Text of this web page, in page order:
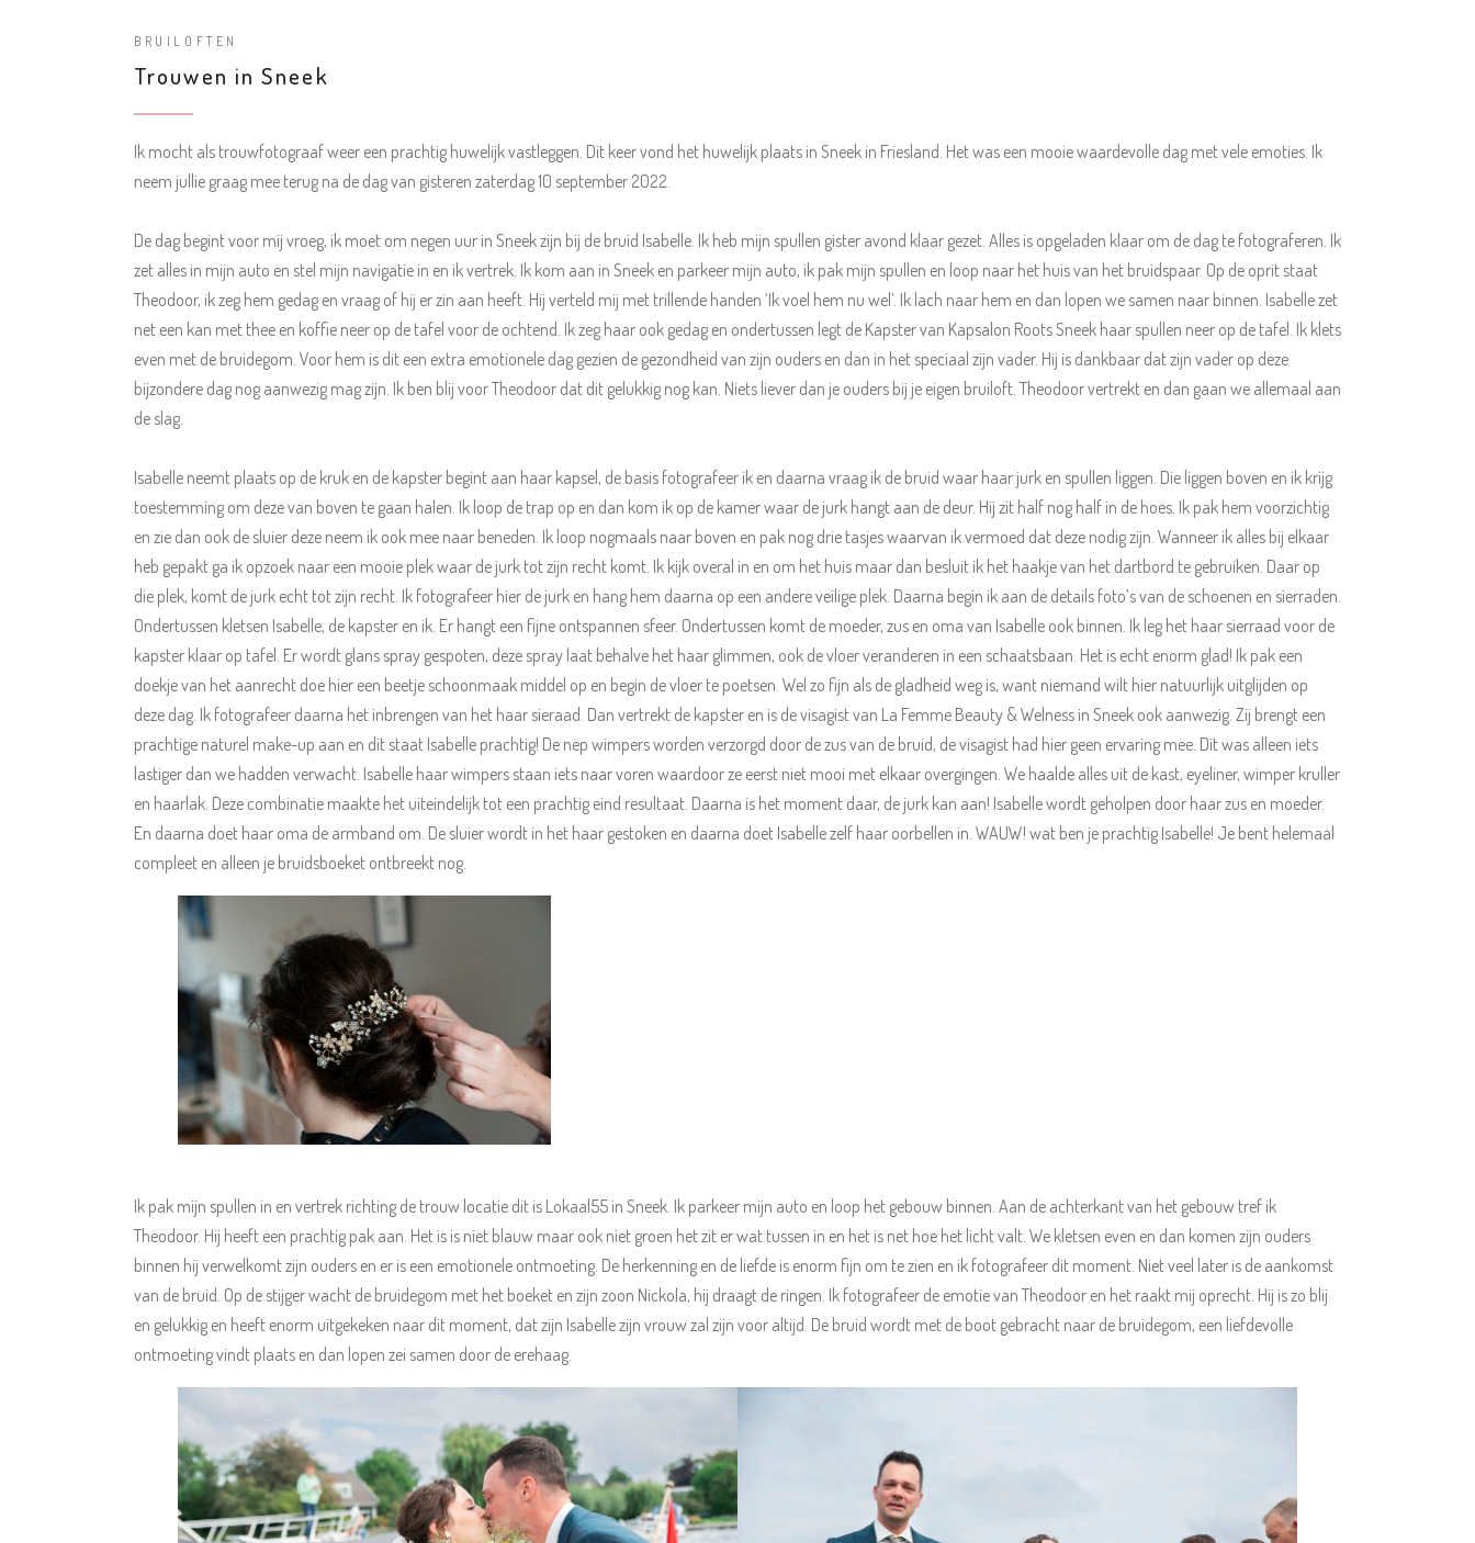
BRUILOFTEN
Trouwen in Sneek
Ik mocht als trouwfotograaf weer een prachtig huwelijk vastleggen. Dit keer vond het huwelijk plaats in Sneek in Friesland. Het was een mooie waardevolle dag met vele emoties. Ik
neem jullie graag mee terug na de dag van gisteren zaterdag 10 september 2022.
De dag begint voor mij vroeg, ik moet om negen uur in Sneek zijn bij de bruid Isabelle. Ik heb mijn spullen gister avond klaar gezet. Alles is opgeladen klaar om de dag te fotograferen. Ik
zet alles in mijn auto en stel mijn navigatie in en ik vertrek. Ik kom aan in Sneek en parkeer mijn auto, ik pak mijn spullen en loop naar het huis van het bruidspaar. Op de oprit staat
Theodoor, ik zeg hem gedag en vraag of hij er zin aan heeft. Hij verteld mij met trillende handen ‘Ik voel hem nu wel’. Ik lach naar hem en dan lopen we samen naar binnen. Isabelle zet
net een kan met thee en koffie neer op de tafel voor de ochtend. Ik zeg haar ook gedag en ondertussen legt de Kapster van Kapsalon Roots Sneek haar spullen neer op de tafel. Ik klets
even met de bruidegom. Voor hem is dit een extra emotionele dag gezien de gezondheid van zijn ouders en dan in het speciaal zijn vader. Hij is dankbaar dat zijn vader op deze
bijzondere dag nog aanwezig mag zijn. Ik ben blij voor Theodoor dat dit gelukkig nog kan. Niets liever dan je ouders bij je eigen bruiloft. Theodoor vertrekt en dan gaan we allemaal aan
de slag.
Isabelle neemt plaats op de kruk en de kapster begint aan haar kapsel, de basis fotografeer ik en daarna vraag ik de bruid waar haar jurk en spullen liggen. Die liggen boven en ik krijg
toestemming om deze van boven te gaan halen. Ik loop de trap op en dan kom ik op de kamer waar de jurk hangt aan de deur. Hij zit half nog half in de hoes. Ik pak hem voorzichtig
en zie dan ook de sluier deze neem ik ook mee naar beneden. Ik loop nogmaals naar boven en pak nog drie tasjes waarvan ik vermoed dat deze nodig zijn. Wanneer ik alles bij elkaar
heb gepakt ga ik opzoek naar een mooie plek waar de jurk tot zijn recht komt. Ik kijk overal in en om het huis maar dan besluit ik het haakje van het dartbord te gebruiken. Daar op
die plek, komt de jurk echt tot zijn recht. Ik fotografeer hier de jurk en hang hem daarna op een andere veilige plek. Daarna begin ik aan de details foto’s van de schoenen en sierraden.
Ondertussen kletsen Isabelle, de kapster en ik. Er hangt een fijne ontspannen sfeer. Ondertussen komt de moeder, zus en oma van Isabelle ook binnen. Ik leg het haar sierraad voor de
kapster klaar op tafel. Er wordt glans spray gespoten, deze spray laat behalve het haar glimmen, ook de vloer veranderen in een schaatsbaan. Het is echt enorm glad! Ik pak een
doekje van het aanrecht doe hier een beetje schoonmaak middel op en begin de vloer te poetsen. Wel zo fijn als de gladheid weg is, want niemand wilt hier natuurlijk uitglijden op
deze dag. Ik fotografeer daarna het inbrengen van het haar sieraad. Dan vertrekt de kapster en is de visagist van La Femme Beauty & Welness in Sneek ook aanwezig. Zij brengt een
prachtige naturel make-up aan en dit staat Isabelle prachtig! De nep wimpers worden verzorgd door de zus van de bruid, de visagist had hier geen ervaring mee. Dit was alleen iets
lastiger dan we hadden verwacht. Isabelle haar wimpers staan iets naar voren waardoor ze eerst niet mooi met elkaar overgingen. We haalde alles uit de kast, eyeliner, wimper kruller
en haarlak. Deze combinatie maakte het uiteindelijk tot een prachtig eind resultaat. Daarna is het moment daar, de jurk kan aan! Isabelle wordt geholpen door haar zus en moeder.
En daarna doet haar oma de armband om. De sluier wordt in het haar gestoken en daarna doet Isabelle zelf haar oorbellen in. WAUW! wat ben je prachtig Isabelle! Je bent helemaal
compleet en alleen je bruidsboeket ontbreekt nog.
Ik pak mijn spullen in en vertrek richting de trouw locatie dit is Lokaal55 in Sneek. Ik parkeer mijn auto en loop het gebouw binnen. Aan de achterkant van het gebouw tref ik
Theodoor. Hij heeft een prachtig pak aan. Het is is niet blauw maar ook niet groen het zit er wat tussen in en het is net hoe het licht valt. We kletsen even en dan komen zijn ouders
binnen hij verwelkomt zijn ouders en er is een emotionele ontmoeting. De herkenning en de liefde is enorm fijn om te zien en ik fotografeer dit moment. Niet veel later is de aankomst
van de bruid. Op de stijger wacht de bruidegom met het boeket en zijn zoon Nickola, hij draagt de ringen. Ik fotografeer de emotie van Theodoor en het raakt mij oprecht. Hij is zo blij
en gelukkig en heeft enorm uitgekeken naar dit moment, dat zijn Isabelle zijn vrouw zal zijn voor altijd. De bruid wordt met de boot gebracht naar de bruidegom, een liefdevolle
ontmoeting vindt plaats en dan lopen zei samen door de erehaag.